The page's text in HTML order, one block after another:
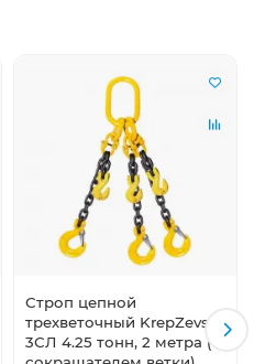
Строп цепной
трехветочный KrepZevs
3СЛ 4.25 тонн, 2 метра (с